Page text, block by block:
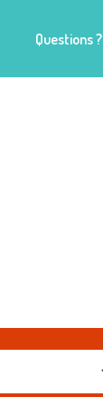
Questions ?